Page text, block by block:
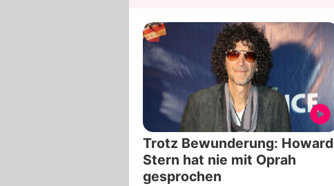
Trotz Bewunderung: Howard
Stern hat nie mit Oprah
gesprochen